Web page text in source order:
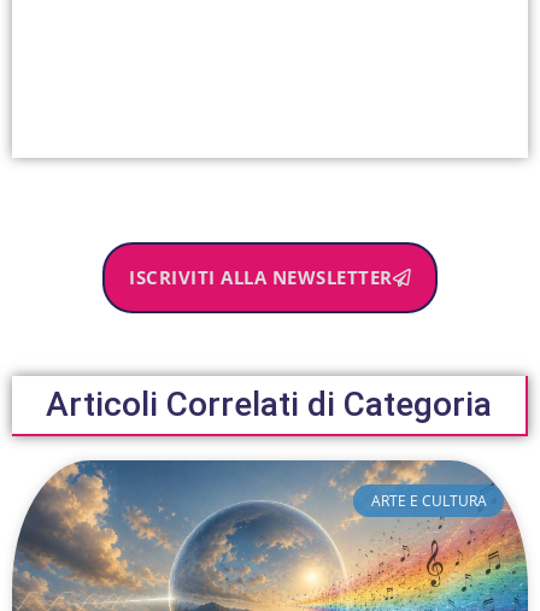
ISCRIVITI ALLA NEWSLETTER
Articoli Correlati di Categoria
ARTE E CULTURA